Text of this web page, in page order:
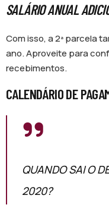
SALÁRIO ANUAL
Com isso, a 2ª parcela
ano. Aproveite para
recebimentos.
CALENDÁRIO DE
QUANDO SAI O
2020?